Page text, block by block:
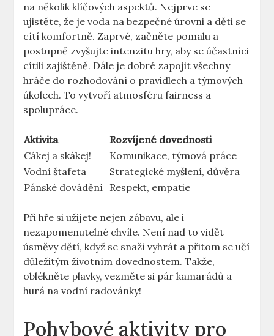
na několik klíčových aspektů. Nejprve se
ujistěte, že je voda na bezpečné úrovni a děti se
cítí komfortně. Zaprvé, začněte pomalu a
postupně zvyšujte intenzitu hry, aby se účastníci
cítili zajištěně. Dále je dobré zapojit všechny
hráče do rozhodování o pravidlech a týmových
úkolech. To vytvoří atmosféru fairness a
spolupráce.
Aktivita
Rozvíjené dovednosti
Cákej a skákej!
Komunikace, týmová práce
Vodní štafeta
Strategické myšlení, důvěra
Pánské dovádění Respekt, empatie
Při hře si užijete nejen zábavu, ale i
nezapomenutelné chvíle. Není nad to vidět
úsměvy dětí, když se snaží vyhrát a přitom se učí
důležitým životním dovednostem. Takže,
oblékněte plavky, vezměte si pár kamarádů a
hurá na vodní radovánky!
Pohybové aktivity pro